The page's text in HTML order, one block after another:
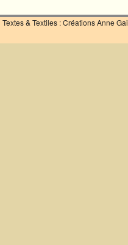
Textes & Textiles : Créations Anne